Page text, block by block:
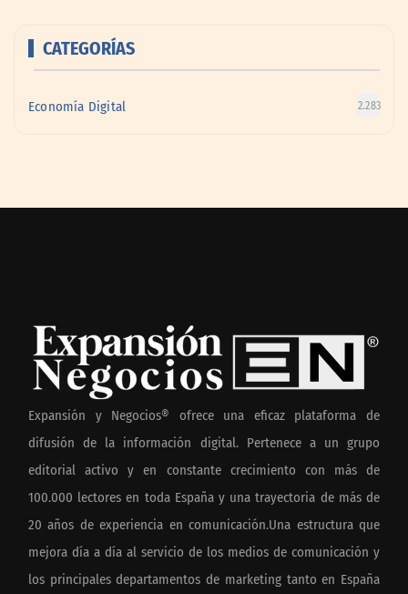
CATEGORÍAS
Economía Digital 2.283
Expansión y Negocios® ofrece una eficaz plataforma de
difusión de la información digital. Pertenece a un grupo
editorial activo y en constante crecimiento con más de
100.000 lectores en toda España y una trayectoria de más de
20 años de experiencia en comunicación.Una estructura que
mejora día a día al servicio de los medios de comunicación y
los principales departamentos de marketing tanto en España